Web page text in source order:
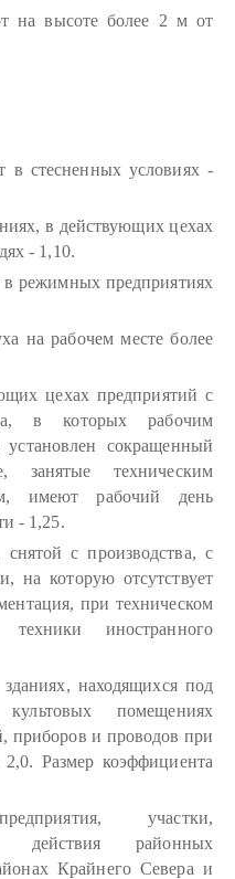
на высоте более 2 м от
в стесненных условиях -
в действующих цехах
- 1,10.
режимных предприятиях
на рабочем месте более
цехах предприятий с
в которых рабочим
сокращенный
техническим
имеют рабочий день
- 1,25.
с производства, с
на которую отсутствует
при техническом
иностранного
находящихся под
помещениях
приборов и проводов при
Размер коэффициента
участки,
районных
Крайнего Севера и